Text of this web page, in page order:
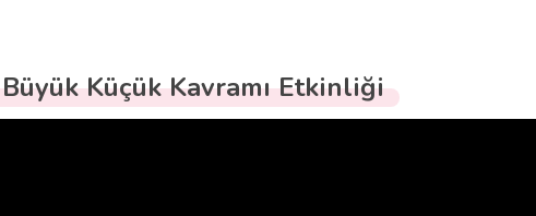
Büyük Küçük Kavramı Etkinliği